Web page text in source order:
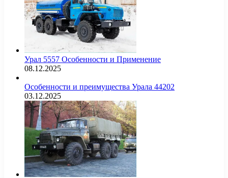
Урал 5557 Особенности и Применение
08.12.2025
Особенности и преимущества Урала 44202
03.12.2025